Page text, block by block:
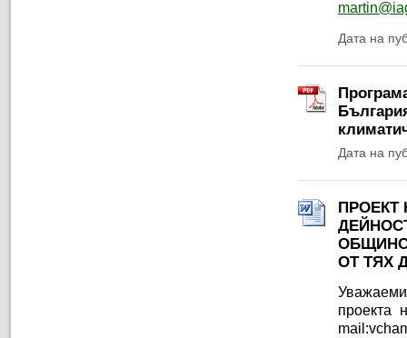
Дата на
Дата на
ПРОЕКТ
ОТ ТЯХ
проекта